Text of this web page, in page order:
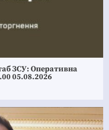
ЗСУ: Оперативна
05.08.2026